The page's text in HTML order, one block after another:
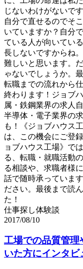
じないわけがないで
自分で直せるのでそ
いていますか？自分
ている人が向いてい
長しないですからね
難しいと思います。
ゃないでしょうか。
転職までの流れから
終わります！ジョブ
属・鉄鋼業界の求人
半導体・電子業界の
も！《ジョブハウス
は、この機会にご登
ョブハウス工場》で
る、転職・就職活動
る相談や、求職者様
話で随時承っていま
ださい。最後まで読
た！
仕事探し体験談
2017/08/10
工場での品質管理
いた方にインタビ